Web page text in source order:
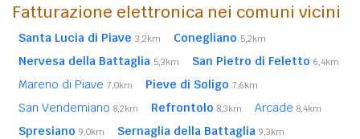
Fatturazione elettronica nei comuni vicini
Santa Lucia di Piave 3,2km Conegliano 5,2km
Nervesa della Battaglia 5,3km San Pietro di Feletto 6,4km
Mareno di Piave 7,0km Pieve di Soligo 7,6km
San Vendemiano 8,2km Refrontolo 8,3km Arcade 8,4km
Spresiano 9,0km Sernaglia della Battaglia 9,3km